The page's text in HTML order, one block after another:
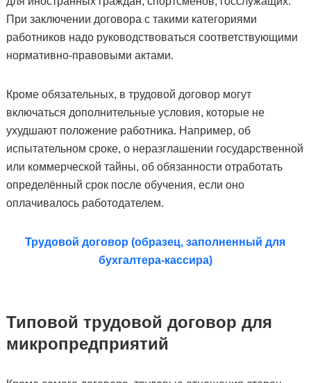
При заключении договора с такими категориями
работников надо руководствоваться соответствующими
нормативно-правовыми актами.
Кроме обязательных, в трудовой договор могут
включаться дополнительные условия, которые не
ухудшают положение работника. Например, об
испытательном сроке, о неразглашении государственной
или коммерческой тайны, об обязанности отработать
определённый срок после обучения, если оно
оплачивалось работодателем.
Трудовой договор (образец, заполненный для
бухгалтера-кассира)
Типовой трудовой договор для
микропредприятий